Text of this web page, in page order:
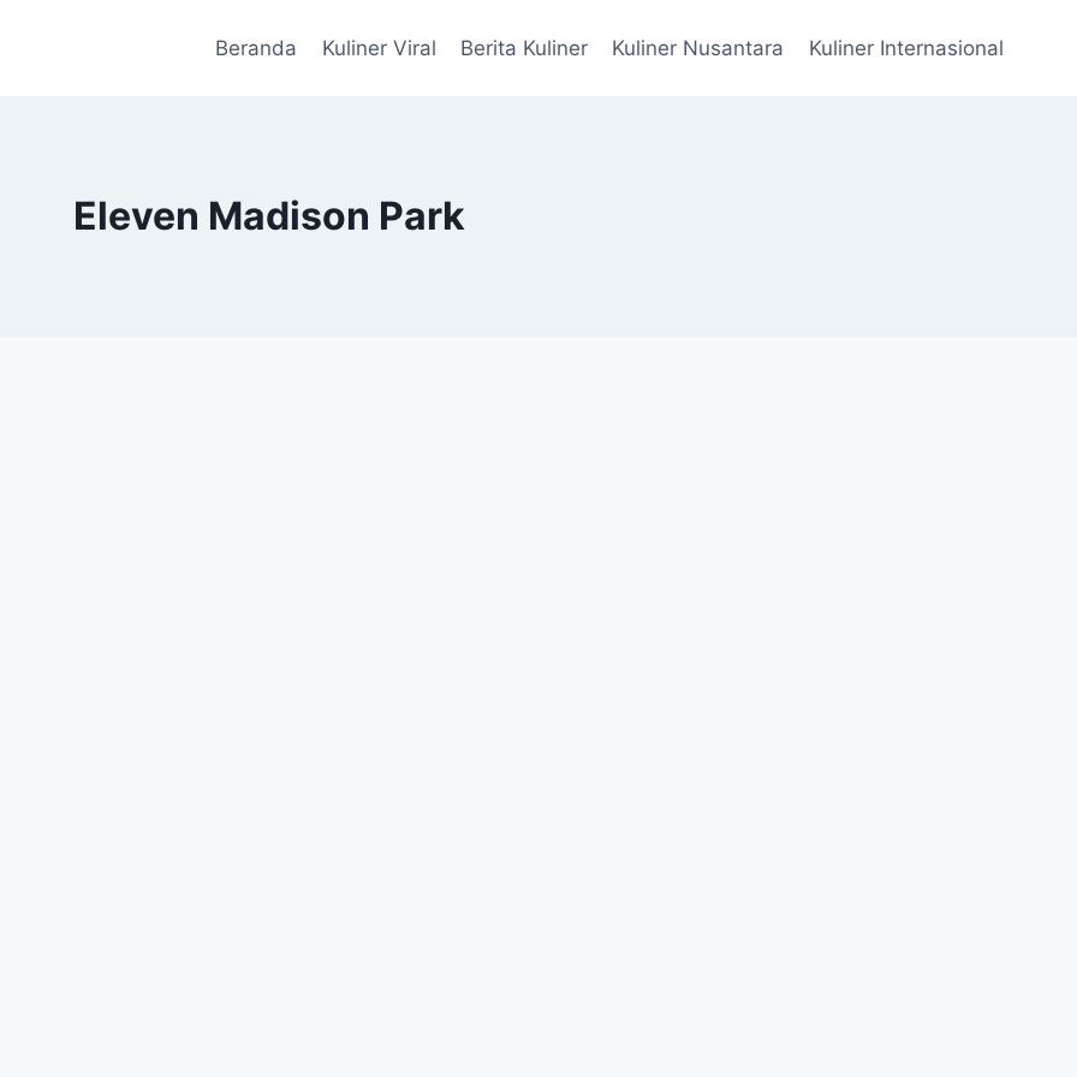
Beranda Kuliner Viral Berita Kuliner Kuliner Nusantara Kuliner Internasional
Eleven Madison Park